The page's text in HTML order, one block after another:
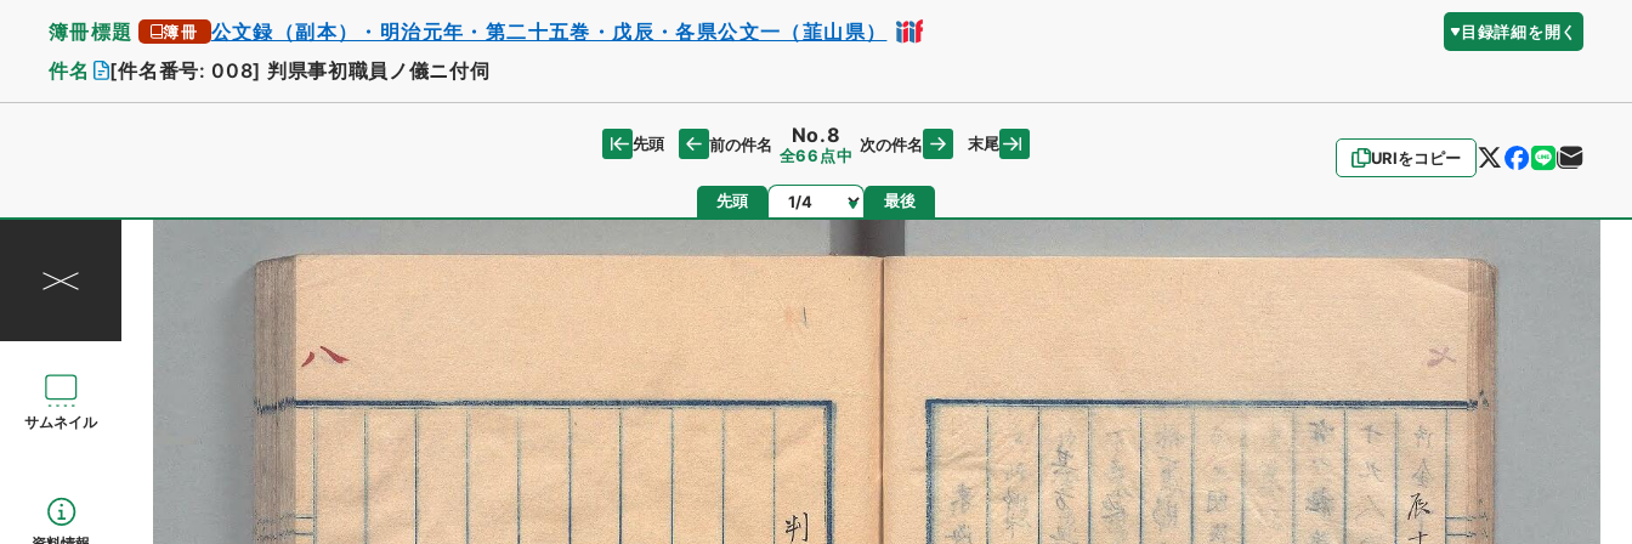
簿冊標題 簿冊 公文録（副本）・明治元年・第二十五巻・戊辰・各県公文一（韮山県） 目録詳細を開く
件名 [件名番号: 008] 判県事初職員ノ儀ニ付伺
URIをコピー
先頭 前の件名 No.8
全66点中
次の件名 末尾
先頭 ページ 最後
サムネイル